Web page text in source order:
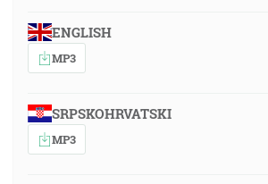
ENGLISH
MP3
SRPSKOHRVATSKI
MP3